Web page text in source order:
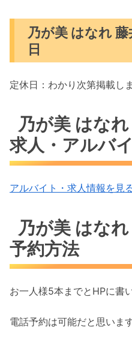
乃が美 はなれ
日
定休日：わかり次第掲載し
乃が美 はな
求人・アルバ
アルバイト・求人情報を見
乃が美 はな
予約方法
お一人様5本までとHPに書
電話予約は可能だと思います